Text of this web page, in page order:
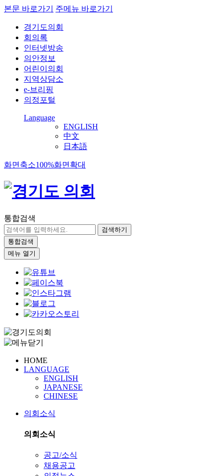
본문 바로가기 주메뉴 바로가기
경기도의회
회의록
인터넷방송
의안정보
어린이의회
지역상담소
e-브리핑
의정포털
Language
ENGLISH
中文
日本語
화면축소100%화면확대
통합검색
검색하기
통합검색
메뉴 열기
HOME
LANGUAGE
ENGLISH
JAPANESE
CHINESE
의회소식
의회소식
공고/소식
채용공고